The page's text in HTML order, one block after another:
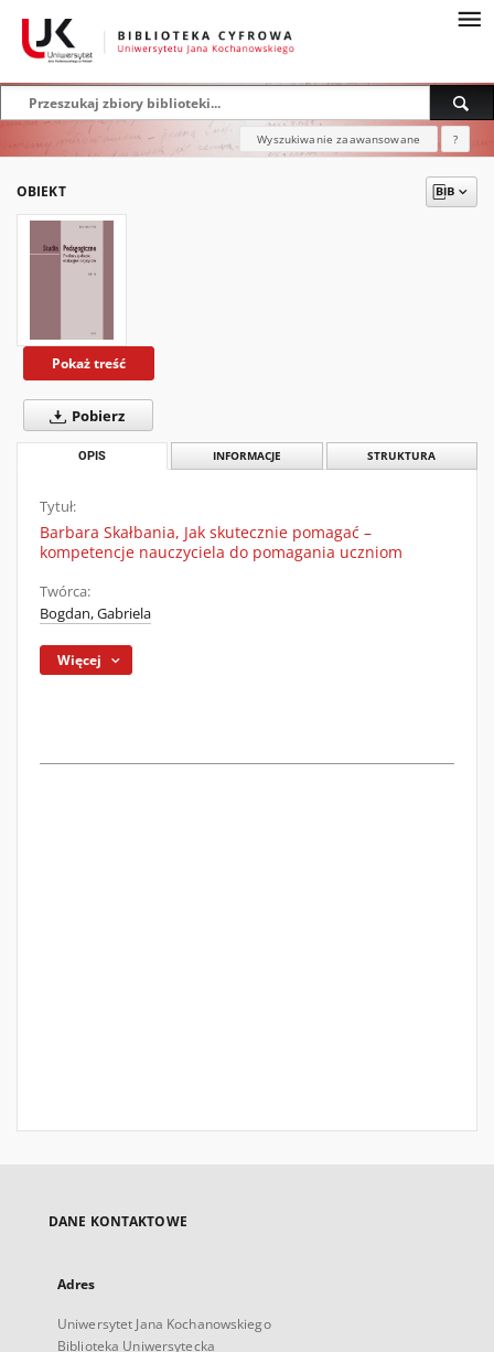
Wyszukiwanie zaawansowane ?
OBIEKT
Pokaż treść
Pobierz
OPIS INFORMACJE STRUKTURA
Tytuł:
Barbara Skałbania, Jak skutecznie pomagać –
kompetencje nauczyciela do pomagania uczniom
Twórca:
Bogdan, Gabriela
Więcej
DANE KONTAKTOWE
Adres
Uniwersytet Jana Kochanowskiego
Biblioteka Uniwersytecka